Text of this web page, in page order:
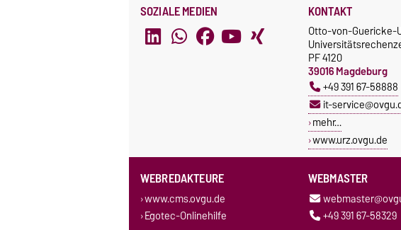
SOZIALE MEDIEN KONTAKT
Otto-von-Guericke-
PF 4120
39016 Magdeburg
+49 391 67-58888
it-
mehr…
www.urz.ovgu.de
WEBREDAKTEURE
www.cms.ovgu.de
Egotec-Onlinehilfe
WEBMASTER
+49 391 67-58329